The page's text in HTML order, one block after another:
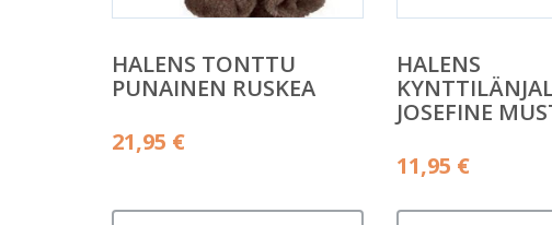
HALENS TONTTU
PUNAINEN RUSKEA
21,95 €
HALENS
JOSEFINE
11,95 €